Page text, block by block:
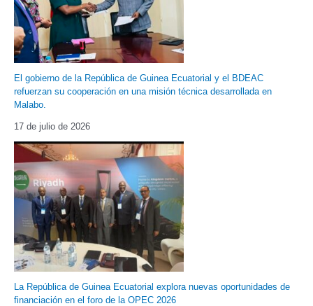
El gobierno de la República de Guinea Ecuatorial y el BDEAC
refuerzan su cooperación en una misión técnica desarrollada en
Malabo.
17 de julio de 2026
La República de Guinea Ecuatorial explora nuevas oportunidades de
financiación en el foro de la OPEC 2026